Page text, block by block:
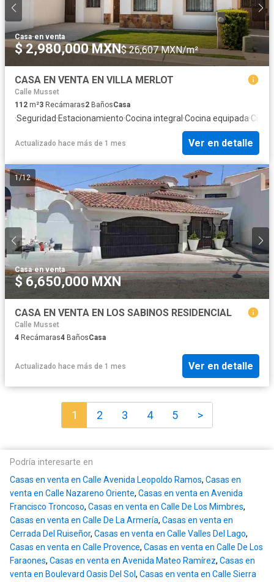
Casa·en venta
$ 2,980,000 MXN$ 26,607 MXN/m²
CASA EN VENTA EN VILLA MERLOT
Calle Musset
112 m²3 Recámaras2 BañosCasa
·Seguridad·Estacionamiento·Cocina integral ·Cocina equipada·
Actualizado hace más de 1 mes Ver en detalle
1/12
Casa·en venta
$ 6,650,000 MXN
CASA EN VENTA EN LOS SABINOS RESIDENCIAL
Calle Musset
4 Recámaras4 BañosCasa
Actualizado hace más de 1 mes Ver en detalle
1 2 3 4 5 >
Podría interesarte en
Casas en venta en Calle Avenida Leopoldo Ramos, Casas en
venta en Calle Nazareno Oriente, Casas en venta en Avenida
Francisco Troncoso, Casas en venta en Calle De Los Mimbres,
Casas en venta en Calle De La Armería, Casas en venta en
Cerrada Del Ruiseñor, Casas en venta en Calle Valles Del Lago,
Casas en venta en Calle Provence, Casas en venta en Calle De Los
Faraones, Casas en venta en Avenida Mateo Ramírez, Casas en
venta en Boulevard Oasis Del Sol , Casas en venta en Calle Sierra